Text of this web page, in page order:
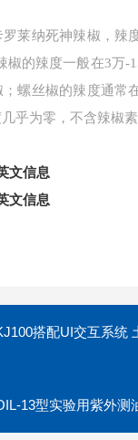
莱纳死神辣椒，辣
椒的辣度一般在3万-
螺丝椒的辣度通常
乎为零，不含辣椒素
文信息
文信息
搭配UI交互系统
13型实验用紫外测